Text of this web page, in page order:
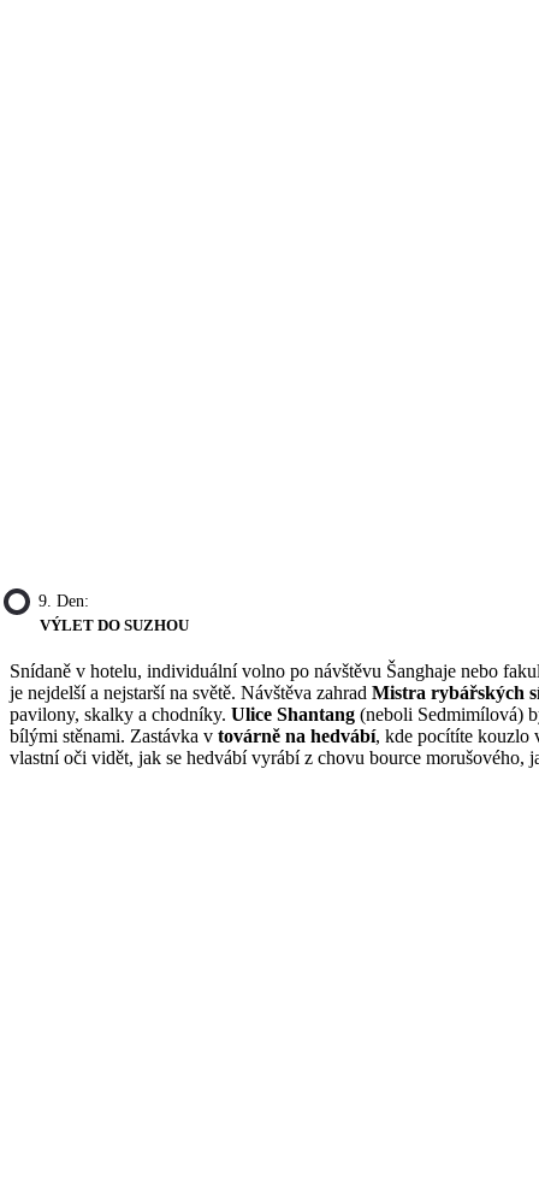
9. Den:
VÝLET DO SUZHOU
Snídaně v hotelu, individuální volno po návštěvu Šanghaje nebo
je nejdelší a nejstarší na světě. Návštěva zahrad Mistra rybářských
pavilony, skalky a chodníky. Ulice Shantang (neboli Sedmimílová)
bílými stěnami. Zastávka v továrně na hedvábí, kde pocítíte kouzlo
vlastní oči vidět, jak se hedvábí vyrábí z chovu bource